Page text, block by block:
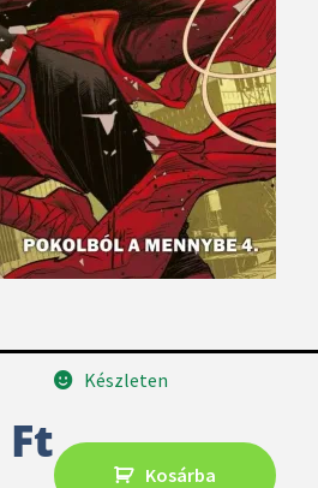
Ft
Készleten
Kosárba